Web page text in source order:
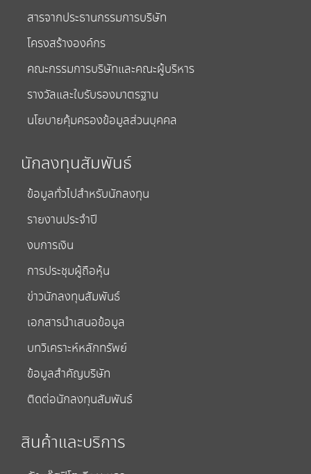
สารจากประธานกรรมการบริษัท
โครงสร้างองค์กร
คณะกรรมการบริษัทและคณะผู้บริหาร
รางวัลและใบรับรองมาตรฐาน
นโยบายคุ้มครองข้อมูลส่วนบุคคล
นักลงทุนสัมพันธ์
ข้อมูลทั่วไปสำหรับนักลงทุน
รายงานประจำปี
งบการเงิน
การประชุมผู้ถือหุ้น
ข่าวนักลงทุนสัมพันธ์
เอกสารนำเสนอข้อมูล
บทวิเคราะห์หลักทรัพย์
ข้อมูลสำคัญบริษัท
ติดต่อนักลงทุนสัมพันธ์
สินค้าและบริการ